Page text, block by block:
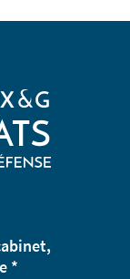
*